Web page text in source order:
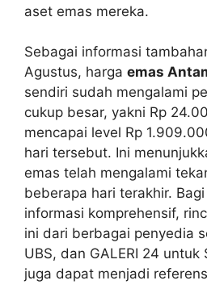
aset emas mereka.
Sebagai informasi
Agustus, harga emas
sendiri sudah mengalami
cukup besar, yakni Rp
mencapai level Rp
hari tersebut. Ini
emas telah mengalami
beberapa hari terakhir.
informasi komprehensif,
ini dari berbagai penyedia
UBS, dan GALERI 24
juga dapat menjadi